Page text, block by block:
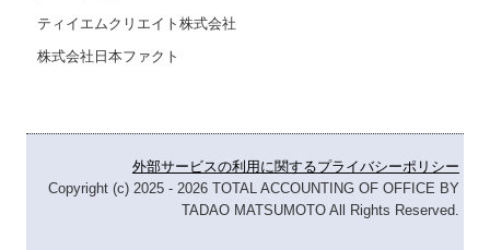
ティイエムクリエイト株式会社
株式会社日本ファクト
外部サービスの利用に関するプライバシーポリシー
Copyright (c) 2025 - 2026 TOTAL ACCOUNTING OF OFFICE BY
TADAO MATSUMOTO All Rights Reserved.